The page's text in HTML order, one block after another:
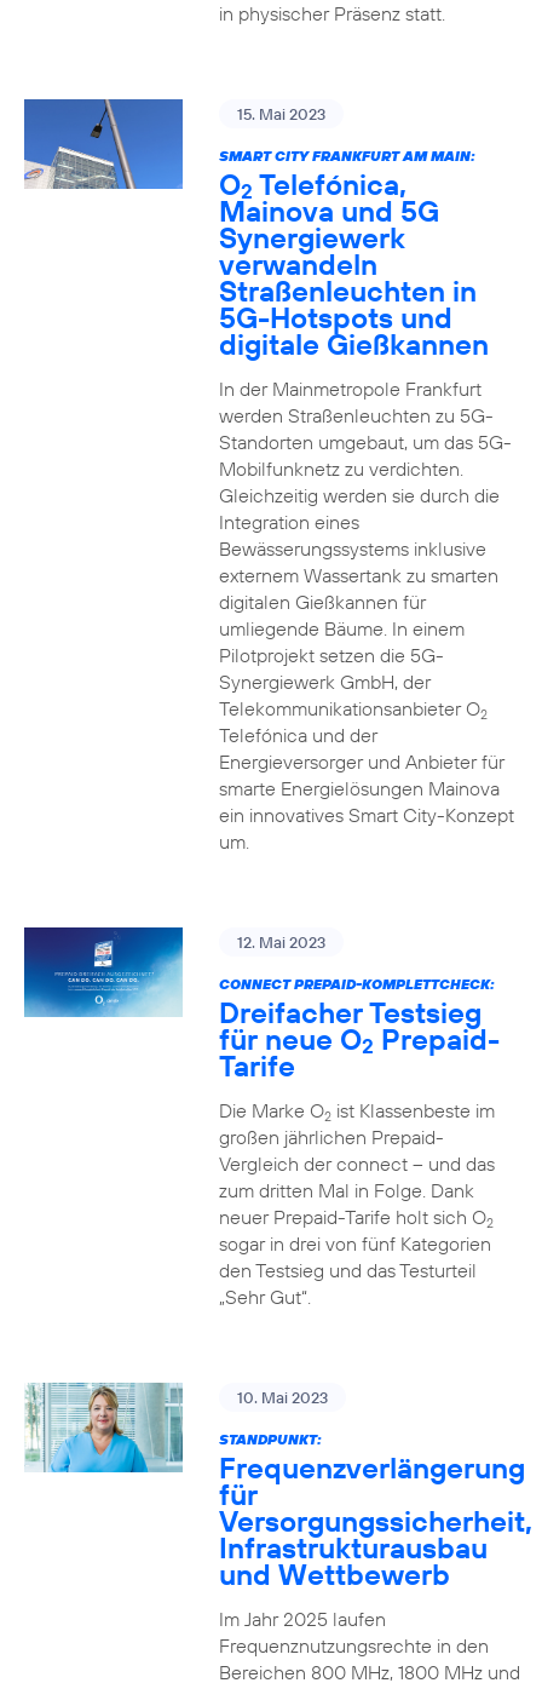
in physischer Präsenz statt.
15. Mai 2023
SMART CITY FRANKFURT AM MAIN:
O2 Telefónica,
Mainova und 5G
Synergiewerk
verwandeln
Straßenleuchten in
5G-Hotspots und
digitale Gießkannen
In der Mainmetropole Frankfurt
werden Straßenleuchten zu 5G-
Standorten umgebaut, um das 5G-
Mobilfunknetz zu verdichten.
Gleichzeitig werden sie durch die
Integration eines
Bewässerungssystems inklusive
externem Wassertank zu smarten
digitalen Gießkannen für
umliegende Bäume. In einem
Pilotprojekt setzen die 5G-
Synergiewerk GmbH, der
Telekommunikationsanbieter O2
Telefónica und der
Energieversorger und Anbieter für
smarte Energielösungen Mainova
ein innovatives Smart City-Konzept
um.
12. Mai 2023
CONNECT PREPAID-KOMPLETTCHECK:
Dreifacher Testsieg
für neue O2 Prepaid-
Tarife
Die Marke O2ist Klassenbeste im
großen jährlichen Prepaid-
Vergleich der connect – und das
zum dritten Mal in Folge. Dank
neuer Prepaid-Tarife holt sich O2
sogar in drei von fünf Kategorien
den Testsieg und das Testurteil
„Sehr Gut“.
10. Mai 2023
STANDPUNKT:
Frequenzverlängerung
für
Versorgungssicherheit,
Infrastrukturausbau
und Wettbewerb
Im Jahr 2025 laufen
Frequenznutzungsrechte in den
Bereichen 800 MHz, 1800 MHz und